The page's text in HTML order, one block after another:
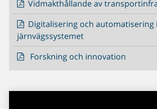
Vidmakthållande av
Digitalisering och automatisering i
järnvägssystemet
Forskning och innovation